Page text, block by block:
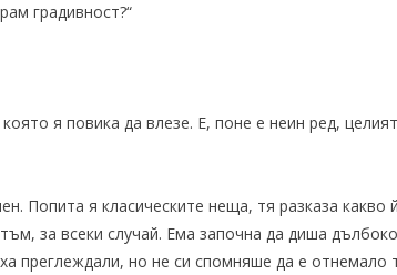
градивност?“
я повика да влезе. Е, поне е неин ред,
Попита я класическите неща, тя разказа какво
за всеки случай. Ема започна да диша
преглеждали, но не си спомняше да е отнемало